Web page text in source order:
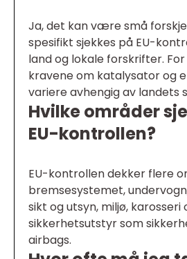
Ja, det kan være små
spesifikt sjekkes på EU-
land og lokale forskrifter.
kravene om katalysator og
variere avhengig av landets
Hvilke områder
EU-kontrollen?
EU-kontrollen dekker flere
bremsesystemet,
sikt og utsyn, miljø, karosseri
sikkerhetsutstyr som
airbags.